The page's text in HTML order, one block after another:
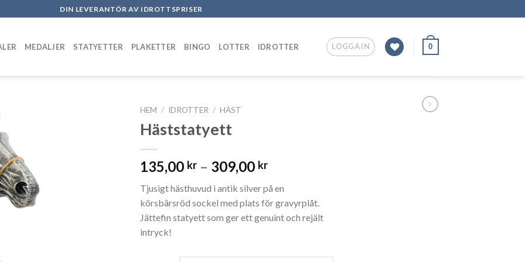
DIN LEVERANTÖR AV IDROTTSPRISER
MEDALJER STATYETTER PLAKETTER BINGO LOTTER IDROTTER LOGGA IN 0
HEM / IDROTTER / HÄST
Häststatyett
135,00 kr – 309,00 kr
Tjusigt hästhuvud i antik silver på en
körsbärsröd sockel med plats för gravyrplåt.
Jättefin statyett som ger ett genuint och rejält
intryck!